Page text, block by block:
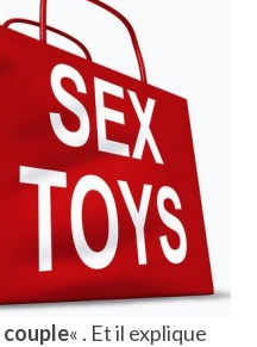
couple« . Et il explique